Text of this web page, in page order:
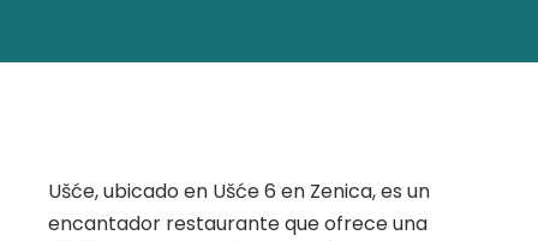
Ušće, ubicado en Ušće 6 en Zenica, es un
encantador restaurante que ofrece una